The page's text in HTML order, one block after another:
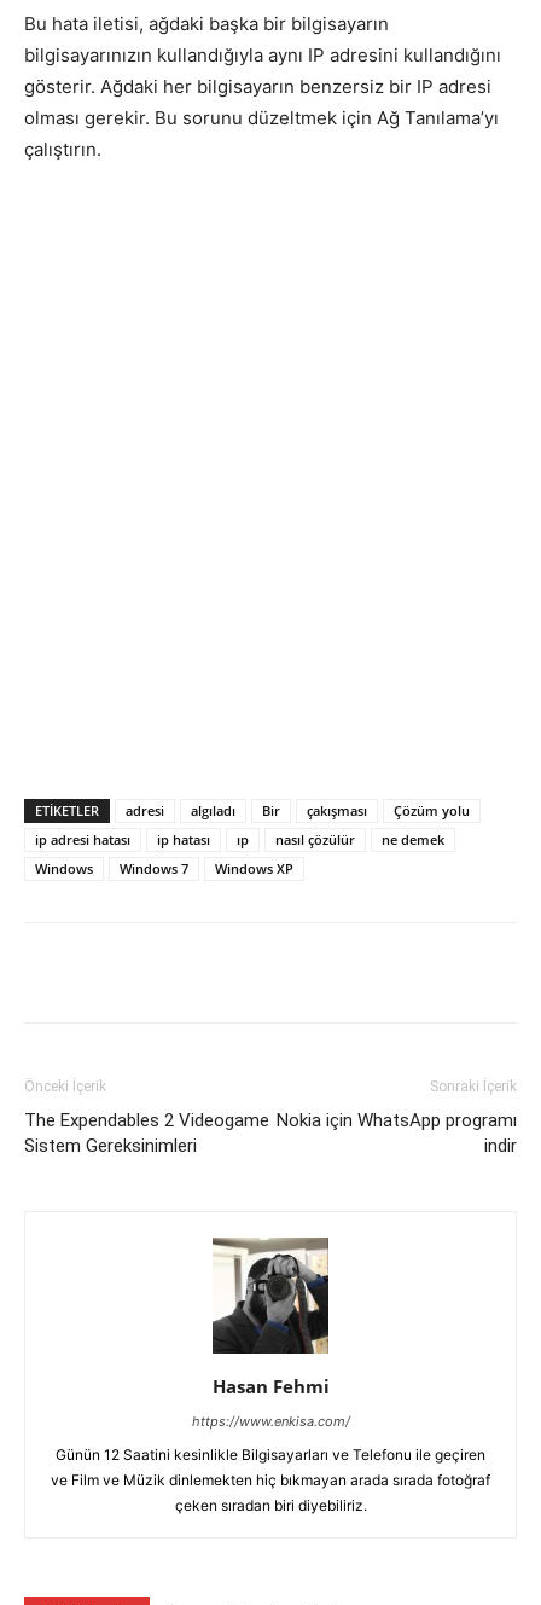
Bu hata iletisi, ağdaki başka bir bilgisayarın
bilgisayarınızın kullandığıyla aynı IP adresini kullandığını
gösterir. Ağdaki her bilgisayarın benzersiz bir IP adresi
olması gerekir. Bu sorunu düzeltmek için Ağ Tanılama’yı
çalıştırın.
ETIKETLER adresi algıladı Bir çakışması
Çözüm yolu
ip adresi hatası
ip hatası ıp nasıl çözülür
ne demek
Windows
Windows 7 Windows XP
Önceki İçerik
The Expendables 2 Videogame
Sistem Gereksinimleri
Sonraki İçerik
Nokia için WhatsApp programı
indir
Hasan Fehmi
https://www.enkisa.com/
Günün 12 Saatini kesinlikle Bilgisayarları ve Telefonu ile geçiren
ve Film ve Müzik dinlemekten hiç bıkmayan arada sırada fotoğraf
çeken sıradan biri diyebiliriz.